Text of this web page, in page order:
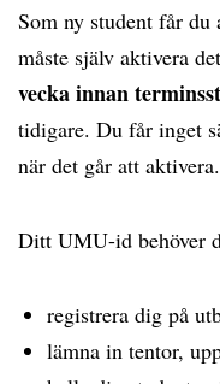
Som ny student får
måste själv aktivera
vecka innan
tidigare. Du får inget
när det går att aktivera.
Ditt UMU-id behöver
registrera dig på
lämna in tentor,